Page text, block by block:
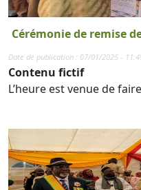
Cérémonie de remise
Date de publication : 07/01/2025 -
Contenu fictif
L’heure est venue de